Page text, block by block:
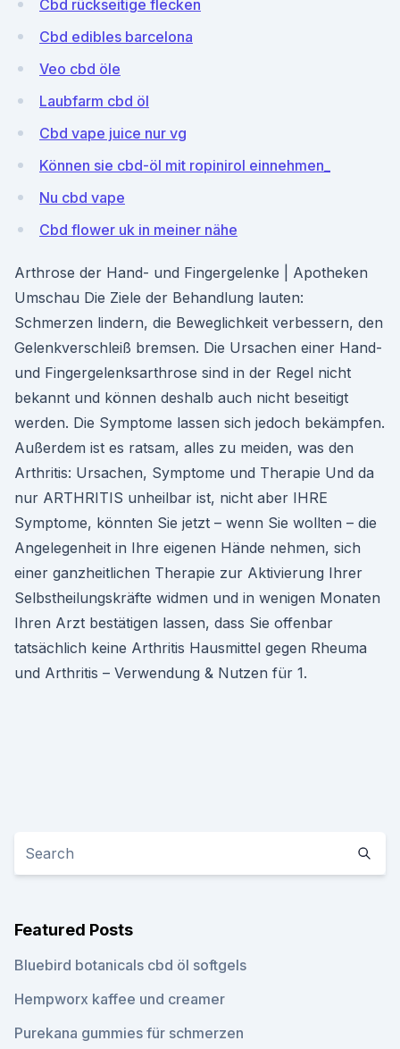
Cbd rückseitige flecken
Cbd edibles barcelona
Veo cbd öle
Laubfarm cbd öl
Cbd vape juice nur vg
Können sie cbd-öl mit ropinirol einnehmen_
Nu cbd vape
Cbd flower uk in meiner nähe
Arthrose der Hand- und Fingergelenke | Apotheken
Umschau Die Ziele der Behandlung lauten:
Schmerzen lindern, die Beweglichkeit verbessern, den
Gelenkverschleiß bremsen. Die Ursachen einer Hand-
und Fingergelenksarthrose sind in der Regel nicht
bekannt und können deshalb auch nicht beseitigt
werden. Die Symptome lassen sich jedoch bekämpfen.
Außerdem ist es ratsam, alles zu meiden, was den
Arthritis: Ursachen, Symptome und Therapie Und da
nur ARTHRITIS unheilbar ist, nicht aber IHRE
Symptome, könnten Sie jetzt – wenn Sie wollten – die
Angelegenheit in Ihre eigenen Hände nehmen, sich
einer ganzheitlichen Therapie zur Aktivierung Ihrer
Selbstheilungskräfte widmen und in wenigen Monaten
Ihren Arzt bestätigen lassen, dass Sie offenbar
tatsächlich keine Arthritis Hausmittel gegen Rheuma
und Arthritis – Verwendung & Nutzen für 1.
Featured Posts
Bluebird botanicals cbd öl softgels
Hempworx kaffee und creamer
Purekana gummies für schmerzen